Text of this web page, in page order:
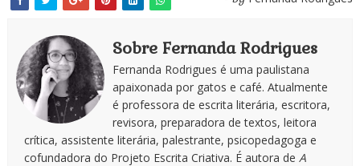
Sobre Fernanda Rodrigues
Fernanda Rodrigues é uma paulistana
apaixonada por gatos e café. Atualmente
é professora de escrita literária, escritora,
revisora, preparadora de textos, leitora
crítica, assistente literária, palestrante, psicopedagoga e
cofundadora do Projeto Escrita Criativa. É autora de A